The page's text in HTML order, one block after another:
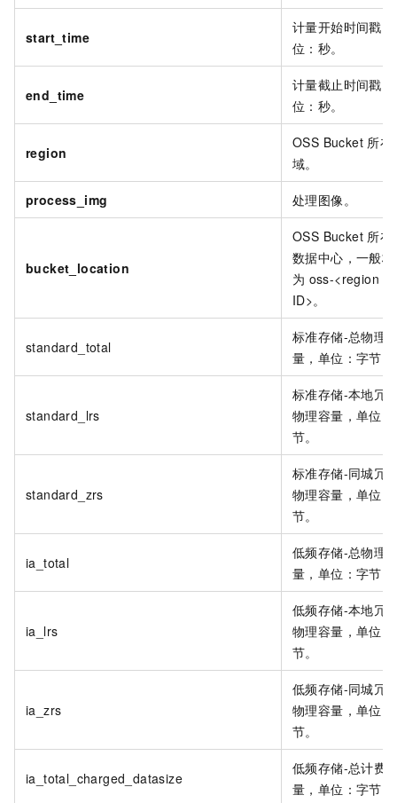
start_time
计量开始时间戳
位：秒。
end_time
计量截止时间戳
位：秒。
region
OSS Bucket 所在
域。
process_img 处理图像。
bucket_location
OSS Bucket 所在
数据中心，一般
为 oss-<region
ID>。
standard_total
标准存储-总物理
量，单位：字节。
standard_lrs
标准存储-本地冗
物理容量，单位
节。
standard_zrs
标准存储-同城冗
物理容量，单位
节。
ia_total
低频存储-总物理
量，单位：字节。
ia_lrs
低频存储-本地冗
物理容量，单位
节。
ia_zrs
低频存储-同城冗
物理容量，单位
节。
ia_total_charged_datasize
低频存储-总计费
量，单位：字节。